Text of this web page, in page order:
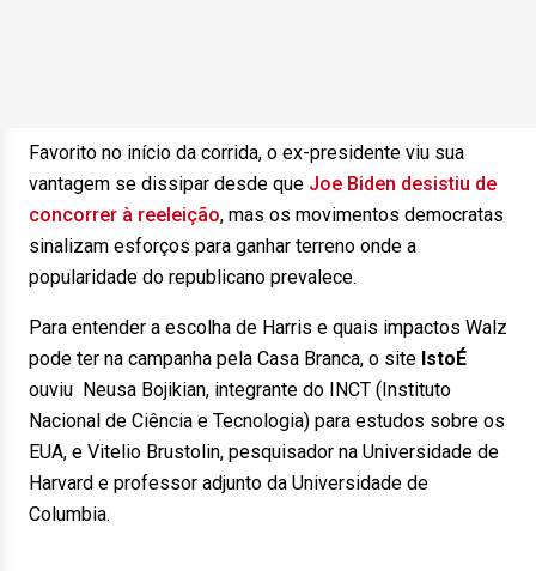
Favorito no início da corrida, o ex-presidente viu sua
vantagem se dissipar desde que Joe Biden desistiu de
concorrer à reeleição, mas os movimentos democratas
sinalizam esforços para ganhar terreno onde a
popularidade do republicano prevalece.
Para entender a escolha de Harris e quais impactos Walz
pode ter na campanha pela Casa Branca, o site IstoÉ
ouviu Neusa Bojikian, integrante do INCT (Instituto
Nacional de Ciência e Tecnologia) para estudos sobre os
EUA, e Vitelio Brustolin, pesquisador na Universidade de
Harvard e professor adjunto da Universidade de
Columbia.